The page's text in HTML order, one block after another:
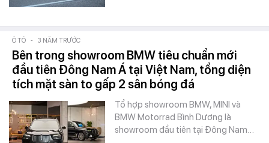
Ô TÔ - 3 NĂM TRƯỚC
Bên trong showroom BMW tiêu chuẩn mới
đầu tiên Đông Nam Á tại Việt Nam, tổng diện
tích mặt sàn to gấp 2 sân bóng đá
Tổ hợp showroom BMW, MINI và
BMW Motorrad Bình Dương là
showroom đầu tiên tại Đông Nam…